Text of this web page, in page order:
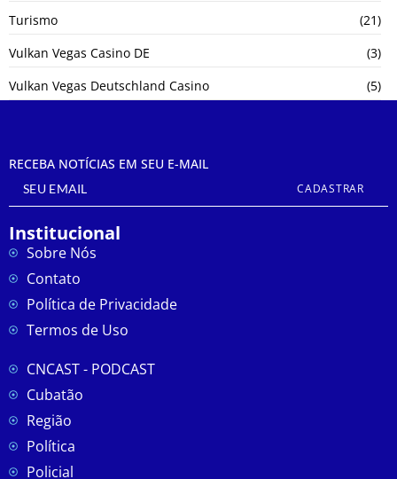
Turismo
(21)
Vulkan Vegas Casino DE
(3)
Vulkan Vegas Deutschland Casino
(5)
RECEBA NOTÍCIAS EM SEU E-MAIL
CADASTRAR
Institucional
Sobre Nós
Contato
Política de Privacidade
Termos de Uso
CNCAST - PODCAST
Cubatão
Região
Política
Policial